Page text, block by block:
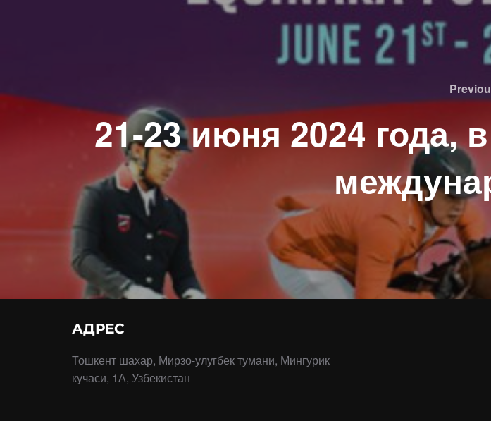
21-23 июня 2024 года,
АДРЕС
Тошкент шахар, Мирзо-улугбек тумани, Мингурик
кучаси, 1А, Узбекистан